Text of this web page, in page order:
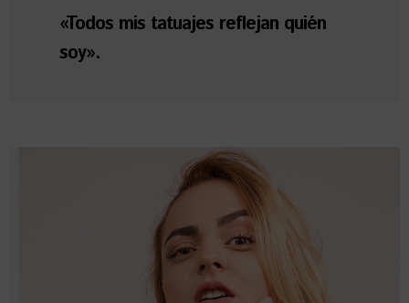
«Todos mis tatuajes reflejan quién
soy».